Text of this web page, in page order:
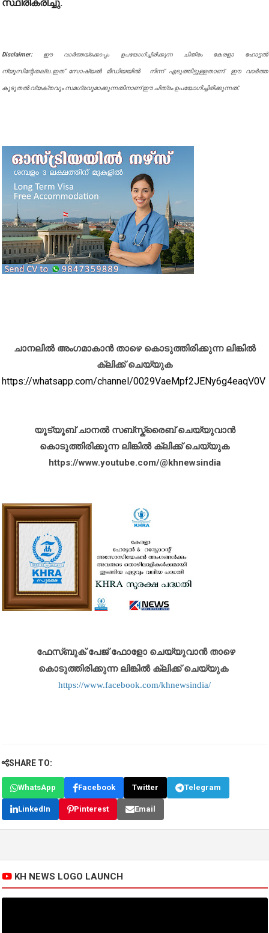
സ്ഥിരീകരിച്ചു.
Disclaimer: ഈ വാർത്തയ്ക്കൊപ്പം ഉപയോഗിച്ചിരിക്കുന്ന ചിത്രം കേരളാ ഹോട്ടൽ
ന്യൂസിന്റേതല്ല.ഇത് സോഷ്യൽ മീഡിയയിൽ നിന്ന് എടുത്തിട്ടുള്ളതാണ്. ഈ വാർത്ത
കൂടുതൽ വ്യക്തവും സമഗ്രവുമാക്കുന്നതിനാണ് ഈ ചിത്രം ഉപയോഗിച്ചിരിക്കുന്നത്.
ചാനലിൽ അംഗമാകാൻ താഴെ കൊടുത്തിരിക്കുന്ന ലിങ്കിൽ
ക്ലിക്ക് ചെയ്യുക
https://whatsapp.com/channel/0029VaeMpf2JENy6g4eaqV0V
യൂട്യൂബ് ചാനൽ സബ്സ്ക്രൈബ് ചെയ്യുവാൻ
കൊടുത്തിരിക്കുന്ന ലിങ്കിൽ ക്ലിക്ക് ചെയ്യുക
https://www.youtube.com/@khnewsindia
ഫേസ്ബുക് പേജ് ഫോളോ ചെയ്യുവാൻ താഴെ
കൊടുത്തിരിക്കുന്ന ലിങ്കിൽ ക്ലിക്ക് ചെയ്യുക
https://www.facebook.com/khnewsindia/
SHARE TO:
WhatsApp Facebook Twitter Telegram
LinkedIn Pinterest Email
KH NEWS LOGO LAUNCH